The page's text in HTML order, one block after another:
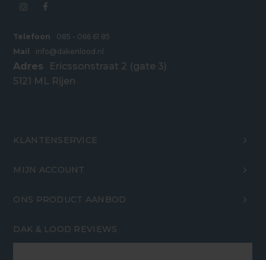
Telefoon
085 - 066 61 85
Mail
info@dakenlood.nl
Adres
Ericssonstraat 2 (gate 3)
5121 ML Rijen
KLANTENSERVICE
MIJN ACCOUNT
ONS PRODUCT AANBOD
DAK & LOOD REVIEWS